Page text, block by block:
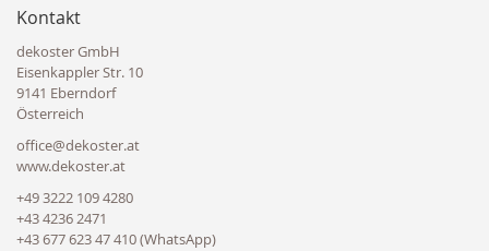
Kontakt
dekoster GmbH
Eisenkappler Str. 10
9141 Eberndorf
Österreich
office@dekoster.at
www.dekoster.at
+49 3222 109 4280
+43 4236 2471
+43 677 623 47 410 (WhatsApp)